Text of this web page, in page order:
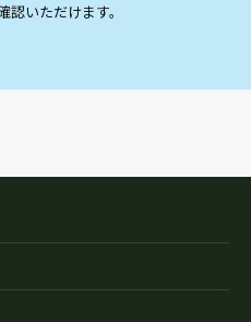
いただけます。